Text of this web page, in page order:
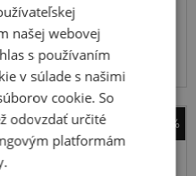
ešte dnes
5 ks.
12 ks.
-67%
našej webovej
s používaním
v súlade s našimi
cookie. So
odovzdať určité
platformám